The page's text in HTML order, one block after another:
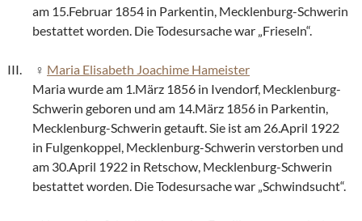
am 15.Februar 1854 in Parkentin, Mecklenburg-Schwerin
bestattet worden. Die Todesursache war „Frieseln“.
Maria Elisabeth Joachime Hameister
Maria wurde am 1.März 1856 in Ivendorf, Mecklenburg-
Schwerin geboren und am 14.März 1856 in Parkentin,
Mecklenburg-Schwerin getauft. Sie ist am 26.April 1922
in Fulgenkoppel, Mecklenburg-Schwerin verstorben und
am 30.April 1922 in Retschow, Mecklenburg-Schwerin
bestattet worden. Die Todesursache war „Schwindsucht“.